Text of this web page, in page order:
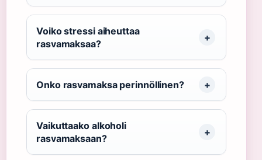
Voiko stressi aiheuttaa
rasvamaksaa?
Onko rasvamaksa perinnöllinen?
Vaikuttaako alkoholi
rasvamaksaan?